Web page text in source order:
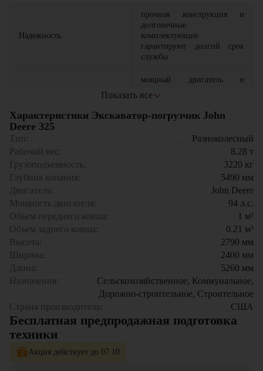
Надежность
прочная конструкция и
долговечные
комплектующие
гарантируют долгий срок
службы
мощный двигатель и
ускоряют выполнение
Маневренность
компактные размеры и
поворота позволяют
работать даже в
Универсальность
экскаватора и фронтального
погрузчика снижает
потребность в
дополнительной технике
просторная кабина с
хорошей обзорностью и
удобным управлением
повышает эффективность
работы
Где применяется Экскаватор-погрузчик John Deere 325?
Показать все
Характеристики Экскаватор-погрузчик John
Deere 325
Тип:
Разноколесный
Рабочий вес:
8.28 т
Грузоподъемность:
3220 кг
Глубина копания:
5490 мм
Двигатель:
John Deere
Мощность двигателя:
94 л.с.
Объем переднего ковша:
1 м³
Объем заднего ковша:
0.21 м³
Высота:
2790 мм
Ширина:
2400 мм
Длина:
5260 мм
Назначения:
Сельскохозяйственное, Коммунальное,
Дорожно-строительное, Строительное
Страна производитель:
США
Бесплатная предпродажная подготовка
техники
Акция действует до 07.10